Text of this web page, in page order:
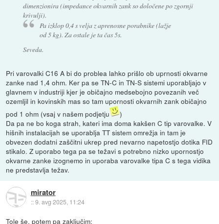
dimenzionira (impedance okvarnih zank so določene po zgornji
krivulji).
Pa izklop 0,4 s velja z aprenosne porabnike (lažje
od 5 kg). Za ostale je ta čas 5s.
Seveda.
Pri varovalki C16 A bi do problea lahko prišlo ob uprnosti okvarne
zanke nad 1,4 ohm. Ker pa se TN-C in TN-S sistemi uporabljajo v
glavnem v industriji kjer je običajno medsebojno povezanih več
ozemljil in kovinskih mas so tam upornosti okvarnih zank običajno
pod 1 ohm (vsaj v našem podjetju
)
Da pa ne bo koga strah, kateri ima doma kakšen C tip varovalke. V
hišnih instalacijah se uporablja TT sistem omrežja in tam je
obvezen dodatni zaščitni ukrep pred nevarno napetostjo dotika FID
stikalo. Z uporabo tega pa se težavi s potrebno nizko upornostjo
okvarne zanke izognemo in uporaba varovalke tipa C s tega vidika
ne predstavlja težav.
mirator
::9. avg 2025, 11:24
Tole še, potem pa zaključim: